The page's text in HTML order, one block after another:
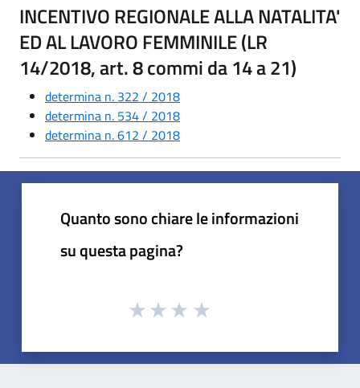
INCENTIVO REGIONALE ALLA NATALITA'
ED AL LAVORO FEMMINILE (LR
14/2018, art. 8 commi da 14 a 21)
determina n. 322 / 2018
determina n. 534 / 2018
determina n. 612 / 2018
Quanto sono chiare le informazioni
su questa pagina?